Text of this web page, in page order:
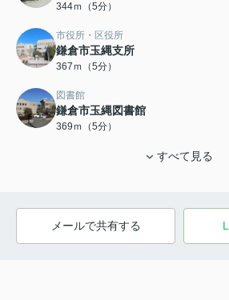
344ｍ（5分）
市役所・区役所
鎌倉市玉縄支所
367ｍ（5分）
図書館
鎌倉市玉縄図書館
369ｍ（5分）
すべて見る
メールで共有する